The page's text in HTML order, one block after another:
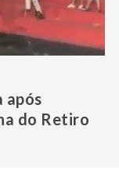
após
do Retiro